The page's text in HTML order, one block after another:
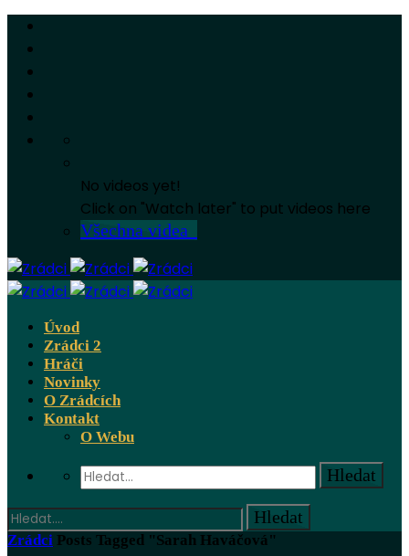
No videos yet!
Click on "Watch later" to put videos here
Všechna videa
Úvod
Zrádci 2
Hráči
Novinky
O Zrádcích
Kontakt
O Webu
Zrádci Posts Tagged "Sarah Haváčová"